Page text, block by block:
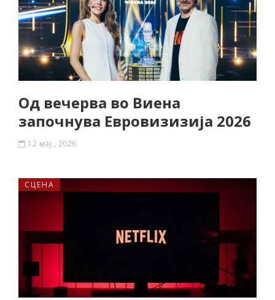
Од вечерва во Виена
започнува Евровизизија 2026
12 мај , 2026
СЦЕНА